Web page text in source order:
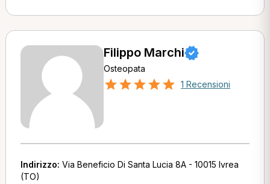
Filippo Marchi
Osteopata
1 Recensioni
Indirizzo: Via Beneficio Di Santa Lucia 8A - 10015 Ivrea
(TO)